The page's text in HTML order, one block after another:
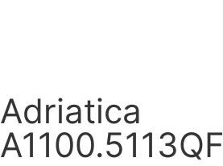
Adriatica
A1100.5113QF